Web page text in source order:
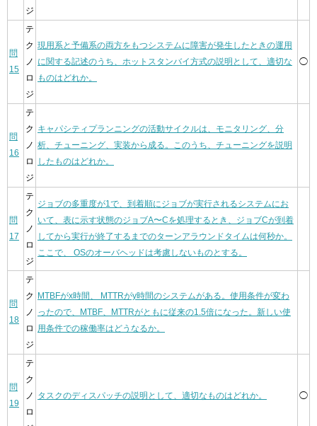
ジ
問
15
テ
ク
ノ
ロ
ジ
現用系と予備系の両方をもつシステムに障害が発生したときの運用
に関する記述のうち、ホットスタンバイ方式の説明として、適切な
ものはどれか。
◯
問
16
テ
ク
ノ
ロ
ジ
キャパシティプランニングの活動サイクルは、モニタリング、分
析、チューニング、実装から成る。このうち、チューニングを説明
したものはどれか。
問
17
テ
ク
ノ
ロ
ジ
ジョブの多重度が1で、到着順にジョブが実行されるシステムにお
いて、表に示す状態のジョブA〜Cを処理するとき、ジョブCが到着
してから実行が終了するまでのターンアラウンドタイムは何秒か。
ここで、 OSのオーバヘッドは考慮しないものとする。
問
18
テ
ク
ノ
ロ
ジ
MTBFがx時間、 MTTRがy時間のシステムがある。使用条件が変わ
ったので、MTBF、MTTRがともに従来の1.5倍になった。新しい使
用条件での稼働率はどうなるか。
問
19
テ
ク
ノ
ロ
タスクのディスパッチの説明として、適切なものはどれか。 ◯